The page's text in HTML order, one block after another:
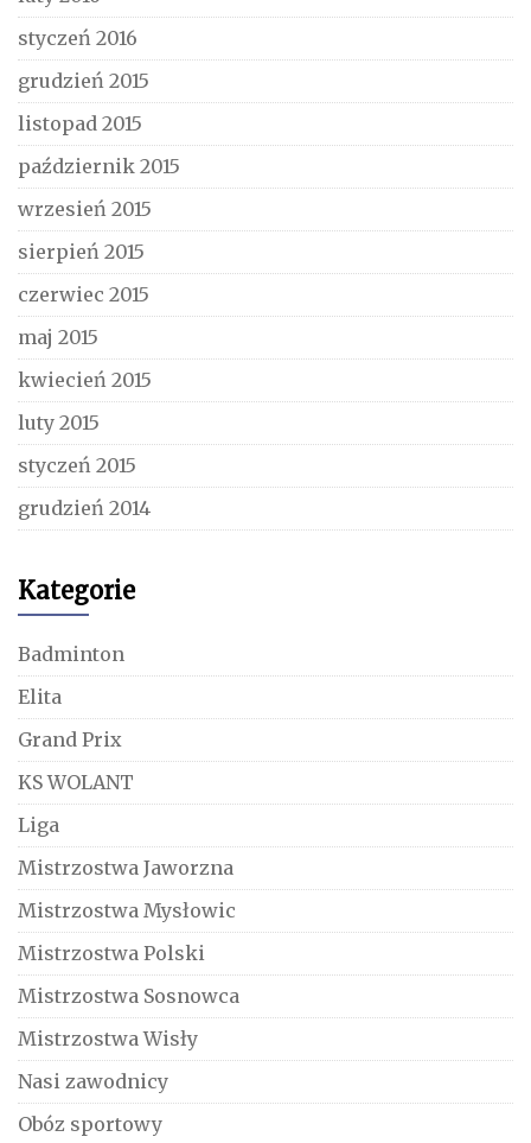
styczeń 2016
grudzień 2015
listopad 2015
październik 2015
wrzesień 2015
sierpień 2015
czerwiec 2015
maj 2015
kwiecień 2015
luty 2015
styczeń 2015
grudzień 2014
Kategorie
Badminton
Elita
Grand Prix
KS WOLANT
Liga
Mistrzostwa Jaworzna
Mistrzostwa Mysłowic
Mistrzostwa Polski
Mistrzostwa Sosnowca
Mistrzostwa Wisły
Nasi zawodnicy
Obóz sportowy